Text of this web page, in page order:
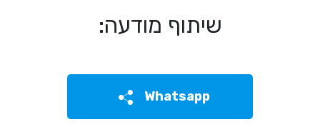
שיתוף מודעה:
Whatsapp